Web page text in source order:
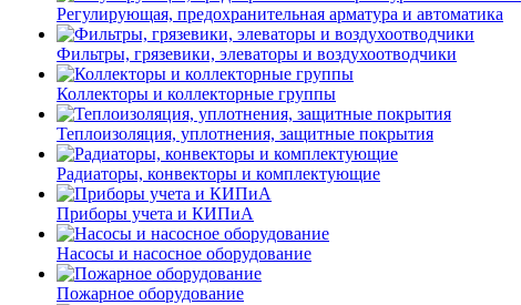
Регулирующая, предохранительная арматура и автоматика
Фильтры, грязевики, элеваторы и воздухоотводчики
Коллекторы и коллекторные группы
Теплоизоляция, уплотнения, защитные покрытия
Радиаторы, конвекторы и комплектующие
Приборы учета и КИПиА
Насосы и насосное оборудование
Пожарное оборудование